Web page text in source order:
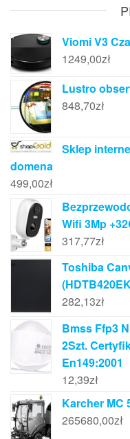
Viomi V3
1249,00zł
Lustro
848,70zł
Sklep
domena
499,00zł
Wifi 3Mp
317,77zł
Toshiba
282,13zł
Bmss Ffp3
2Szt.
En149:2001
12,39zł
Karcher MC
265680,00zł